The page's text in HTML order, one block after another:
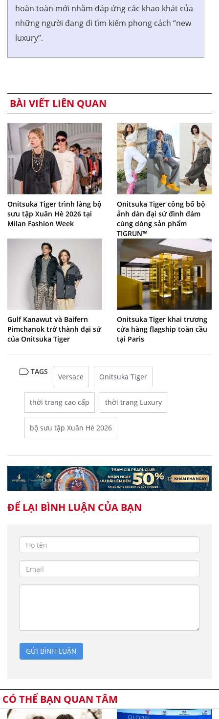
hoàn toàn mới nhằm đáp ứng các khao khát của
những người đang đi tìm kiếm phong cách “new
luxury”.
BÀI VIẾT LIÊN QUAN
Onitsuka Tiger trình làng bộ
sưu tập Xuân Hè 2026 tại
Milan Fashion Week
Onitsuka Tiger công bố bộ
ảnh dàn đại sứ đình đám
cùng dòng sản phẩm
TIGRUN™
Gulf Kanawut và Baifern
Pimchanok trở thành đại sứ
của Onitsuka Tiger
Onitsuka Tiger khai trương
cửa hàng flagship toàn cầu
tại Paris
TAGS
Versace Onitsuka Tiger
thời trang cao cấp thời trang Luxury
bộ sưu tập Xuân Hè 2026
ĐỂ LẠI BÌNH LUẬN CỦA BẠN
GỬI BÌNH LUẬN
CÓ THỂ BẠN QUAN TÂM